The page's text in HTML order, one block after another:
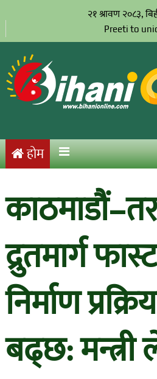
२१ श्रावण २०८३,
Preeti to
होम
द्रुतमार्ग
निर्माण
बढ्छ: